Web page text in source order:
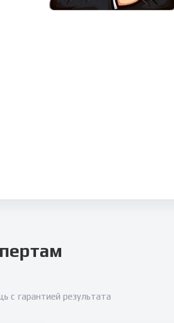
с гарантией результата